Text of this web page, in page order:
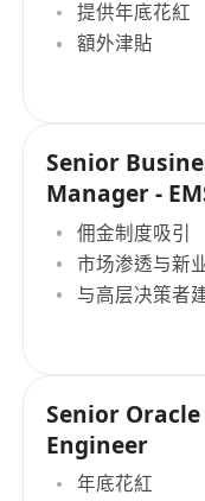
提供年底花紅
額外津貼
Senior
Manager -
佣金制度吸引
市场渗透与新
与高层决策者
Senior
Engineer
年底花紅